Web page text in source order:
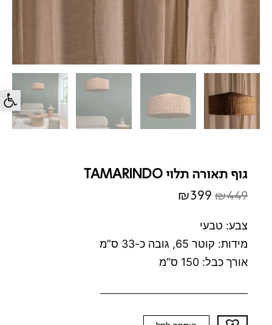
פתח
גוף תאורה תלוי TAMARINDO
₪449
המקורי
היה:
₪449.
₪399
₪399.
צבע: טבעי
מידות: קוטר 65, גובה כ-33 ס”מ
אורך כבל: 150 ס”מ
כמות